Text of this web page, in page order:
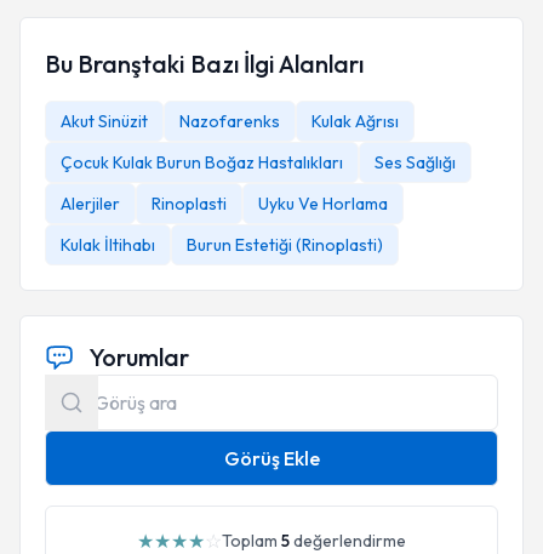
Bu Branştaki Bazı İlgi Alanları
Akut Sinüzit Nazofarenks
Kulak Ağrısı
Çocuk Kulak Burun Boğaz Hastalıkları
Ses Sağlığı
Alerjiler
Rinoplasti
Uyku Ve Horlama
Kulak İltihabı
Burun Estetiği (Rinoplasti)
Yorumlar
Görüş Ekle
★★★★☆Toplam 5değerlendirme